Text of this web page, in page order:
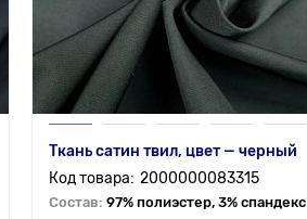
Ткань сатин твил, цвет — черный
2000000083315
Состав: 97% полиэстер, 3% спандекс